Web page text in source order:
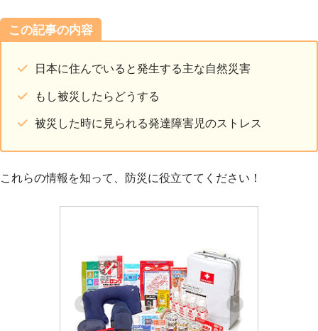
この記事の内容
日本に住んでいると発生する主な自然災害
もし被災したらどうする
被災した時に見られる発達障害児のストレス
これらの情報を知って、防災に役立ててください！